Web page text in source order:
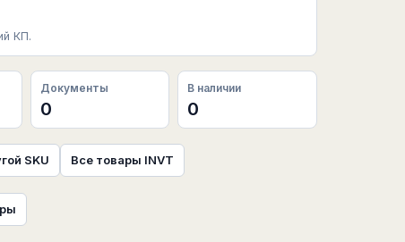
КП.
Документы
0
В наличии
0
SKU Все товары INVT